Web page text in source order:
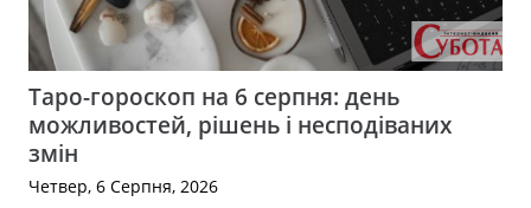
Таро-гороскоп на 6 серпня: день
можливостей, рішень і несподіваних
змін
Четвер, 6 Серпня, 2026